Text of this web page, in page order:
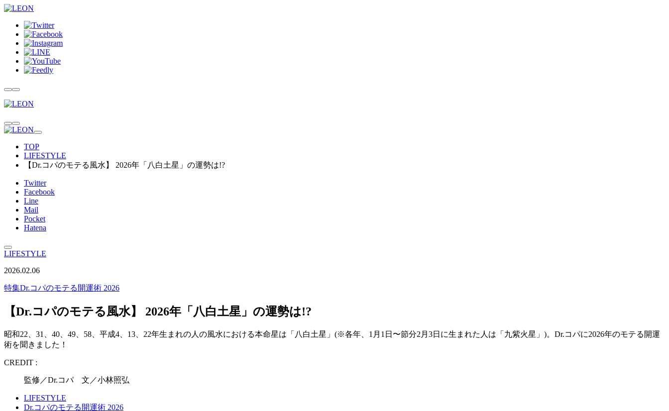
TOP
LIFESTYLE
【Dr.コパのモテる風水】 2026年「八白土星」の運勢は!?
Twitter
Facebook
Line
Mail
Pocket
Hatena
LIFESTYLE
2026.02.06
特集Dr.コパのモテる開運術 2026
【Dr.コパのモテる風水】 2026年「八白土星」の運勢は!?
昭和22、31、40、49、58、平成4、13、22年生まれの人の風水における本命星は「八白土星」(※各年、1月1日〜節分2月3日に生まれた人は「九紫火星」)。Dr.コパに2026年のモテる開運
術を聞きました！
CREDIT :
監修／Dr.コパ 文／小林照弘
LIFESTYLE
Dr.コパのモテる開運術 2026